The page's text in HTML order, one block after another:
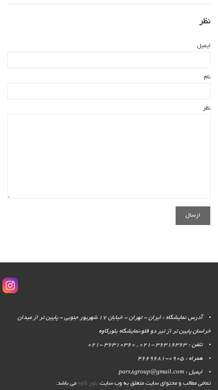
نظر
ایمیل
نام
نظر
آدرس نمایشگاه : ایران - تهران - خیابان 17 شهریور جنوبی - پایین تر از میدان
خراسان پایین تر از تیر دو قلو،نمایشگاه بلورکاوه
تلفن : 36316363 -021 , 36310360 -021
همراه : 0905-4669681
ایمیل : pars8group@gmail.com
تمامی مطالب و محتوای سایت متعلق به وب سایت بلور کاوه می باشد.